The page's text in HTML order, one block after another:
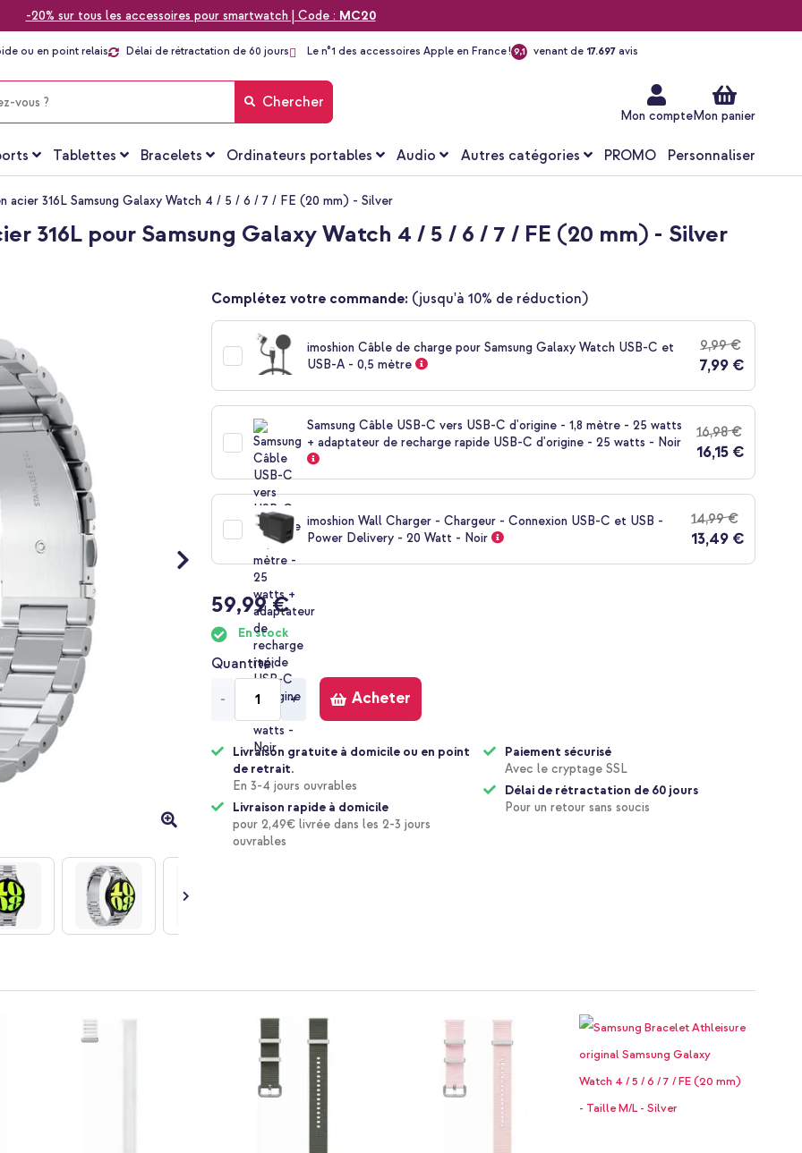
-20% sur tous les accessoires pour smartwatch | Code : MC20
ou en point relais Délai de rétractation de 60 jours Le n°1 des accessoires Apple en France ! 9,1 venant de 17.697 avis
Mon compteMon panier
Chercher
Tablettes Bracelets Ordinateurs portables Audio Autres catégories PROMO Personnaliser
acier 316L Samsung Galaxy Watch 4 / 5 / 6 / 7 / FE (20 mm) - Silver
316L pour Samsung Galaxy Watch 4 / 5 / 6 / 7 / FE (20 mm) - Silver
Complétez votre commande: (jusqu'à 10% de réduction)
imoshion Câble de charge pour Samsung Galaxy Watch USB-C et
USB-A - 0,5 mètre
9,99 €
7,99 €
Samsung Câble USB-C vers USB-C d'origine - 1,8 mètre - 25 watts
+ adaptateur de recharge rapide USB-C d'origine - 25 watts - Noir
16,98 €
16,15 €
imoshion Wall Charger - Chargeur - Connexion USB-C et USB -
Power Delivery - 20 Watt - Noir
14,99 €
13,49 €
59,99 €
En stock
Quantité
- + Acheter
Livraison gratuite à domicile ou en point
de retrait.
En 3-4 jours ouvrables
Livraison rapide à domicile
pour 2,49€ livrée dans les 2-3 jours
ouvrables
Paiement sécurisé
Avec le cryptage SSL
Délai de rétractation de 60 jours
Pour un retour sans soucis